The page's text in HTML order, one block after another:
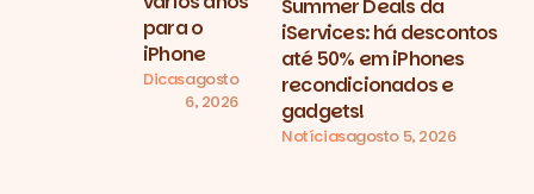
para o
iPhone
Dicasagosto
6, 2026
Summer Deals da
iServices: há descontos
até 50% em iPhones
recondicionados e
gadgets!
Notíciasagosto 5, 2026